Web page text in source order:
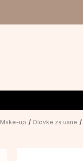
Make-up Olovke za usne